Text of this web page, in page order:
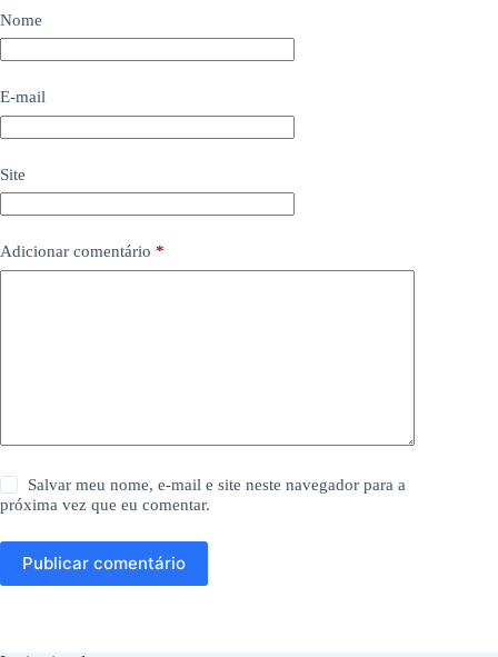
Nome
E-mail
Site
Adicionar comentário *
Salvar meu nome, e-mail e site neste navegador para a
próxima vez que eu comentar.
Publicar comentário